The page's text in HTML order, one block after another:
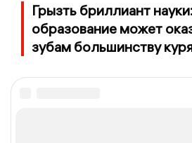
Грызть бриллиант
образование может
зубам большинству